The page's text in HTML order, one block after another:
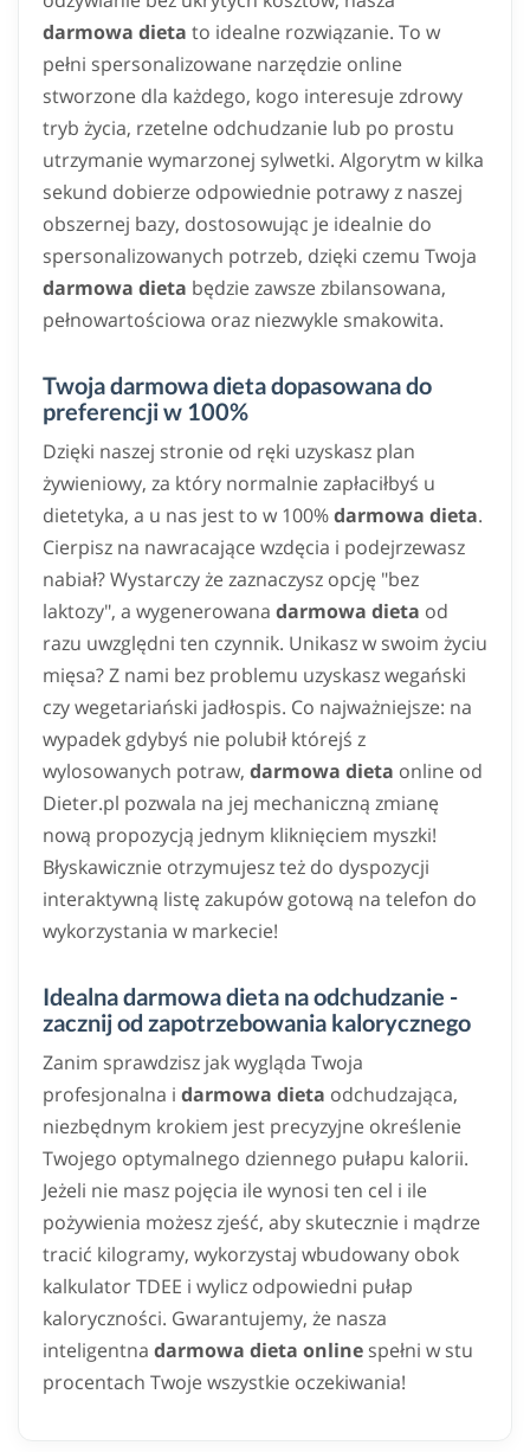
darmowa dieta to idealne rozwiązanie. To w
pełni spersonalizowane narzędzie online
stworzone dla każdego, kogo interesuje zdrowy
tryb życia, rzetelne odchudzanie lub po prostu
utrzymanie wymarzonej sylwetki. Algorytm w kilka
sekund dobierze odpowiednie potrawy z naszej
obszernej bazy, dostosowując je idealnie do
spersonalizowanych potrzeb, dzięki czemu Twoja
darmowa dieta będzie zawsze zbilansowana,
pełnowartościowa oraz niezwykle smakowita.
Twoja darmowa dieta dopasowana do
preferencji w 100%
Dzięki naszej stronie od ręki uzyskasz plan
żywieniowy, za który normalnie zapłaciłbyś u
dietetyka, a u nas jest to w 100%darmowa dieta.
Cierpisz na nawracające wzdęcia i podejrzewasz
nabiał? Wystarczy że zaznaczysz opcję "bez
laktozy", a wygenerowana darmowa dieta od
razu uwzględni ten czynnik. Unikasz w swoim życiu
mięsa? Z nami bez problemu uzyskasz wegański
czy wegetariański jadłospis. Co najważniejsze: na
wypadek gdybyś nie polubił którejś z
wylosowanych potraw, darmowa dieta online od
Dieter.pl pozwala na jej mechaniczną zmianę
nową propozycją jednym kliknięciem myszki!
Błyskawicznie otrzymujesz też do dyspozycji
interaktywną listę zakupów gotową na telefon do
wykorzystania w markecie!
Idealna darmowa dieta na odchudzanie -
zacznij od zapotrzebowania kalorycznego
Zanim sprawdzisz jak wygląda Twoja
profesjonalna i darmowa dieta odchudzająca,
niezbędnym krokiem jest precyzyjne określenie
Twojego optymalnego dziennego pułapu kalorii.
Jeżeli nie masz pojęcia ile wynosi ten cel i ile
pożywienia możesz zjeść, aby skutecznie i mądrze
tracić kilogramy, wykorzystaj wbudowany obok
kalkulator TDEE i wylicz odpowiedni pułap
kaloryczności. Gwarantujemy, że nasza
inteligentna darmowa dieta online spełni w stu
procentach Twoje wszystkie oczekiwania!